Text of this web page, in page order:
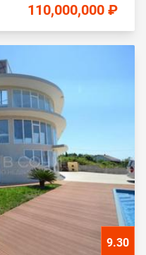
110,000,000 ₽
9.30